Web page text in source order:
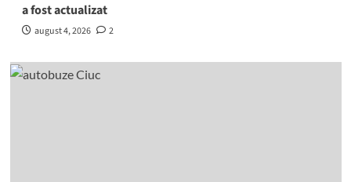
a fost actualizat
august 4, 2026 2